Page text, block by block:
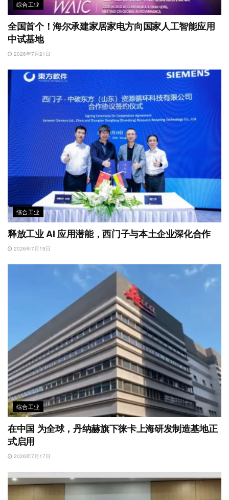
综合工业
全国首个！海尔承建家居家电方向国家人工智能应用
中试基地
2026年7月21日
综合工业
释放工业 AI 应用潜能，西门子与本土企业深化合作
2026年7月19日
综合工业
在中国 为全球，丹纳赫旗下徕卡上海研发制造基地正
式启用
2026年7月17日